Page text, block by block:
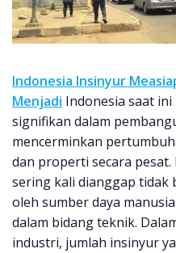
Indonesia Insinyur
Menjadi Indonesia saat
signifikan dalam
mencerminkan
dan properti secara
sering kali dianggap
oleh sumber daya
dalam bidang teknik.
industri, jumlah insinyur